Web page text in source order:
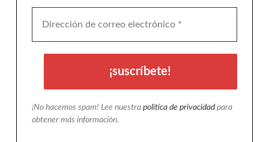
¡No hacemos spam! Lee nuestra política de privacidadpara
obtener más información.